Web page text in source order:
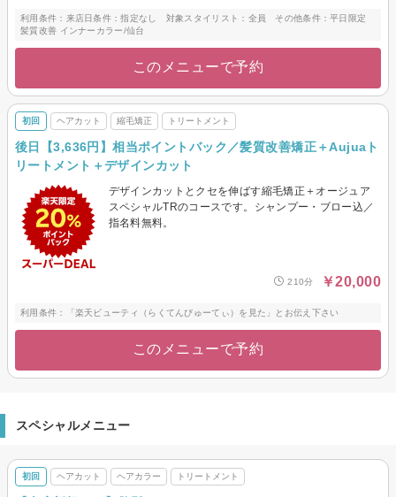
利用条件：来店日条件：指定なし 対象スタイリスト：全員 その他条件：平日限定
髪質改善 インナーカラー/仙台
このメニューで予約
初回 ヘアカット 縮毛矯正 トリートメント
後日【3,636円】相当ポイントバック／髪質改善矯正＋Aujuaト
リートメント＋デザインカット
デザインカットとクセを伸ばす縮毛矯正＋オージュア
スペシャルTRのコースです。シャンプー・ブロー込／
指名料無料。
210分 ￥20,000
利用条件：「楽天ビューティ（らくてんびゅーてぃ）を見た」とお伝え下さい
このメニューで予約
スペシャルメニュー
初回 ヘアカット ヘアカラー トリートメント